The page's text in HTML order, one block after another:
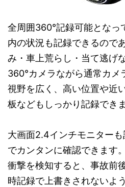
全周囲360°記録可能となっ
内の状況も記録できるので
み・車上荒らし・当て逃げ
360°カメラながら通常カメ
視野を広く、高い位置や近
板などもしっかり記録できま
大画面2.4インチモニター
でカンタンに確認できます。
衝撃を検知すると、事故前
時記録で上書きされないよ